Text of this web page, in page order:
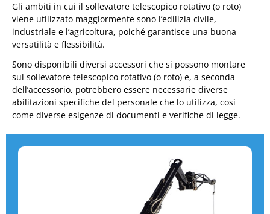
Gli ambiti in cui il sollevatore telescopico rotativo (o roto)
viene utilizzato maggiormente sono l’edilizia civile,
industriale e l’agricoltura, poiché garantisce una buona
versatilità e flessibilità.
Sono disponibili diversi accessori che si possono montare
sul sollevatore telescopico rotativo (o roto) e, a seconda
dell’accessorio, potrebbero essere necessarie diverse
abilitazioni specifiche del personale che lo utilizza, così
come diverse esigenze di documenti e verifiche di legge.